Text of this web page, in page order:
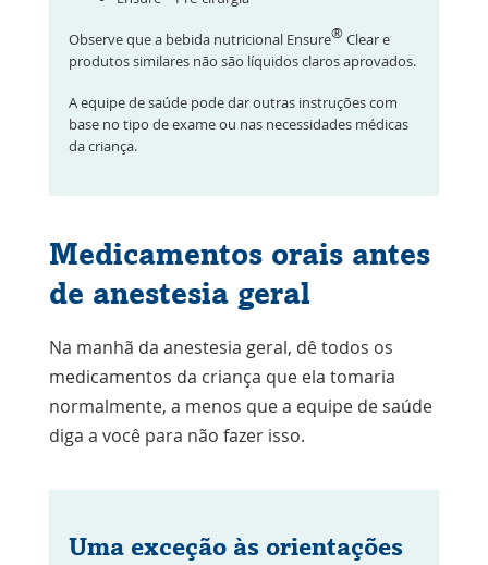
Observe que a bebida nutricional Ensure®Clear e
produtos similares não são líquidos claros aprovados.
A equipe de saúde pode dar outras instruções com
base no tipo de exame ou nas necessidades médicas
da criança.
Medicamentos orais antes
de anestesia geral
Na manhã da anestesia geral, dê todos os
medicamentos da criança que ela tomaria
normalmente, a menos que a equipe de saúde
diga a você para não fazer isso.
Uma exceção às orientações